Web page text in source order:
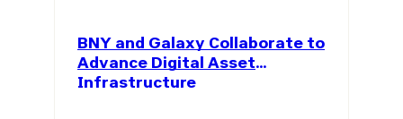
BNY and Galaxy Collaborate to
Advance Digital Asset
Infrastructure